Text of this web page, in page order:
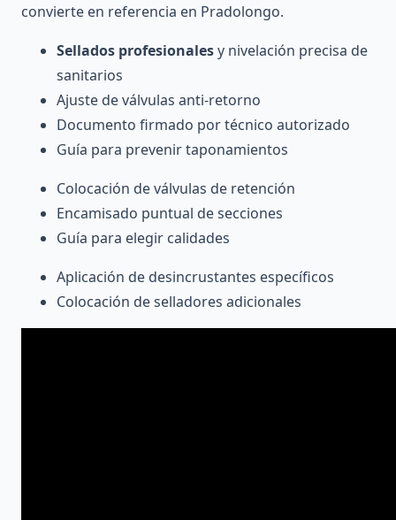
convierte en referencia en Pradolongo.
Sellados profesionalesy nivelación precisa de
sanitarios
Ajuste de válvulas anti-retorno
Documento firmado por técnico autorizado
Guía para prevenir taponamientos
Colocación de válvulas de retención
Encamisado puntual de secciones
Guía para elegir calidades
Aplicación de desincrustantes específicos
Colocación de selladores adicionales